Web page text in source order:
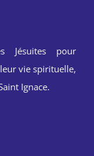
Jésuites pour
vie spirituelle,
Ignace.